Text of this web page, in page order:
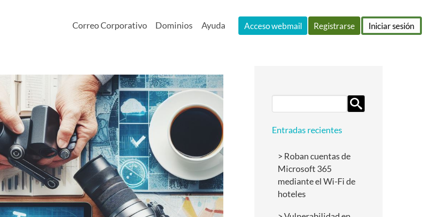
Correo Corporativo Dominios Ayuda Iniciar sesión
Registrarse
Acceso webmail
for:
Entradas recientes
Roban cuentas de
Microsoft 365
mediante el Wi-Fi de
hoteles